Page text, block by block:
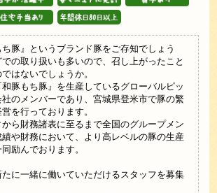
豚』というブランド豚をご存知でしょう
の取り扱いも多いので、召し上がったこと
はないでしょうか。
豚もち豚』を生産しているグローバルピッ
のメンバーであり、宮城県登米市で豚の繁
を行っております。
から財務諸表に至るまで全国のグループメン
や財務において、より高レベルの豚の生産
励んでおります。
に一緒に働いていただけるスタッフを募集